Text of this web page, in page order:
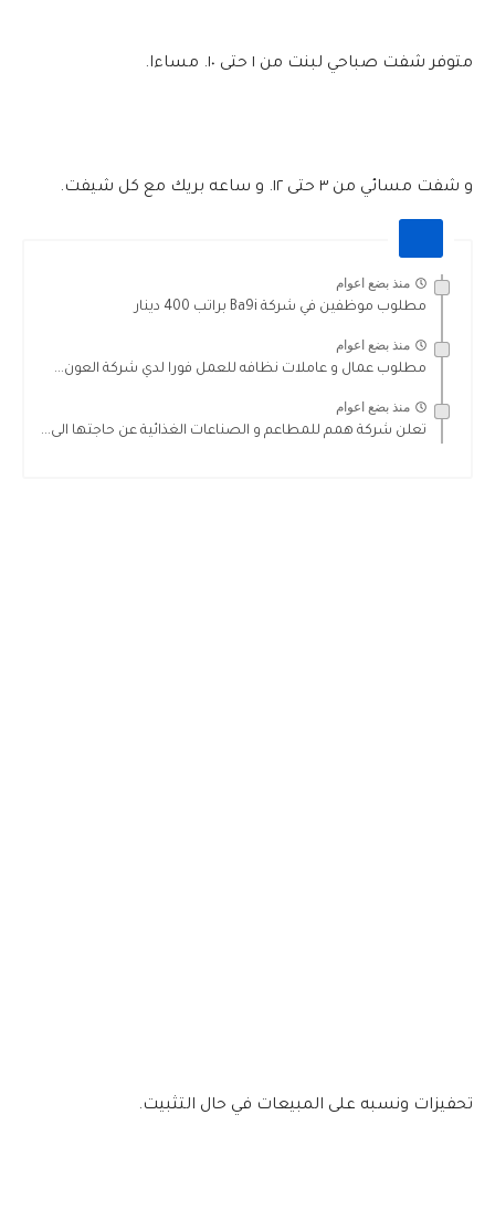
متوفر شفت صباحي لبنت من ١ حتى ١٠. مساءا.
و شفت مسائي من ٣ حتى ١٢. و ساعه بريك مع كل شيفت.
منذ بضع اعوام
مطلوب موظفين في شركة Ba9i براتب 400 دينار
منذ بضع اعوام
مطلوب عمال و عاملات نظافه للعمل فورا لدي شركة العون...
منذ بضع اعوام
تعلن شركة همم للمطاعم و الصناعات الغذائية عن حاجتها الى...
تحفيزات ونسبه على المبيعات في حال التثبيت.